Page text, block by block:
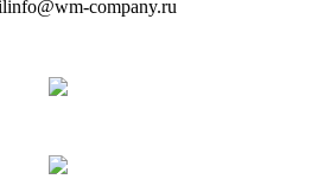
info@wm-company.ru